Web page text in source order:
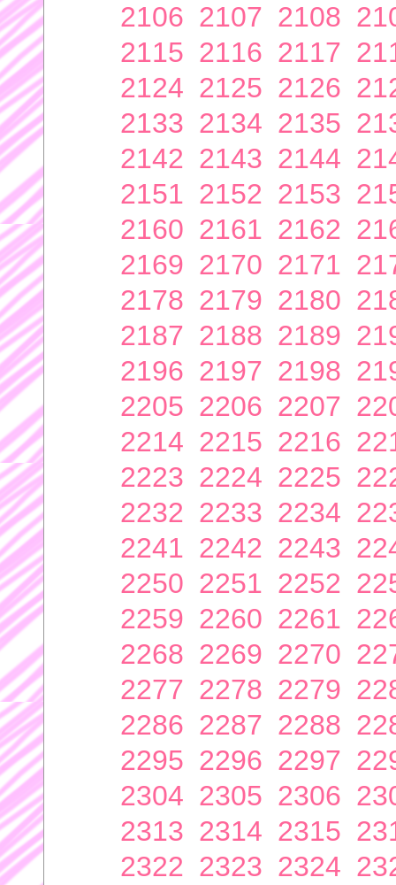
2106 2107 2108
2115 2116 2117
2124 2125 2126
2133 2134 2135
2142 2143 2144
2151 2152 2153
2160 2161 2162
2169 2170 2171
2178 2179 2180
2187 2188 2189
2196 2197 2198
2205 2206 2207
2214 2215 2216
2223 2224 2225
2232 2233 2234
2241 2242 2243
2250 2251 2252
2259 2260 2261
2268 2269 2270
2277 2278 2279
2286 2287 2288
2295 2296 2297
2304 2305 2306
2313 2314 2315
2322 2323 2324